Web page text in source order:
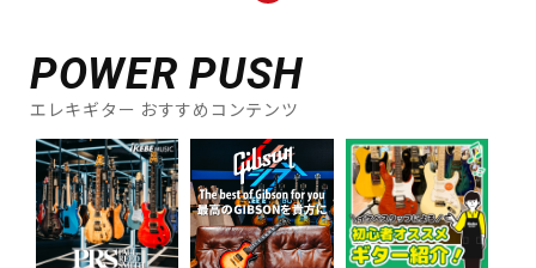
POWER PUSH
エレキギター おすすめコンテンツ